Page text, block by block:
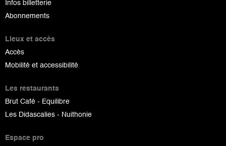
Infos billetterie
Abonnements
Lieux et accès
Accès
Mobilité et accessibilité
Les restaurants
Brut Café - Equilibre
Les Didascalies - Nuithonie
Espace pro